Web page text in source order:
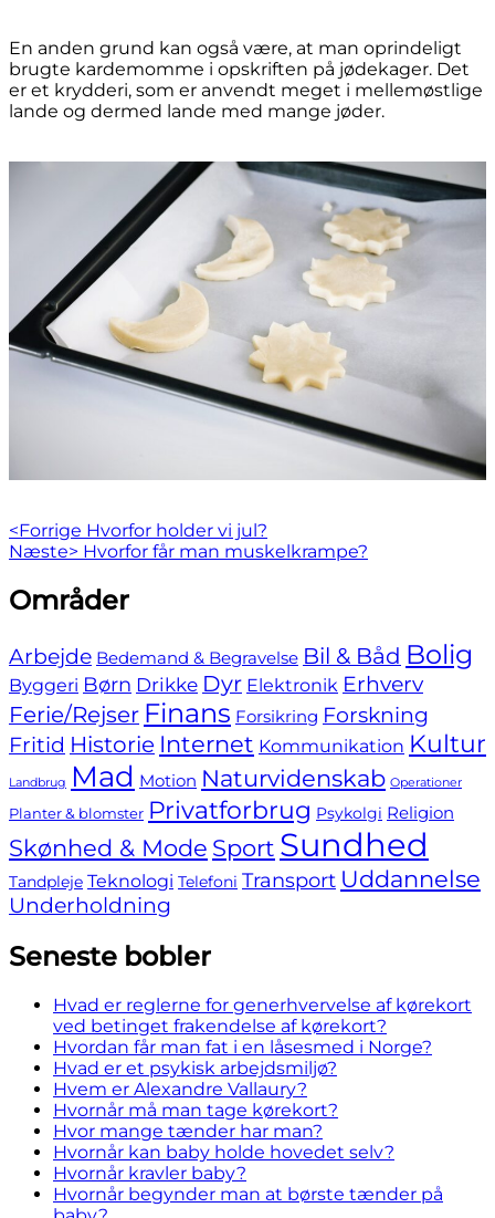
En anden grund kan også være, at man oprindeligt
brugte kardemomme i opskriften på jødekager. Det
er et krydderi, som er anvendt meget i mellemøstlige
lande og dermed lande med mange jøder.
Indlægsnavigation
<Forrige Previous
post:
Hvorfor holder vi jul?
Næste> Next
Hvorfor får man muskelkrampe?
Skip
to
Områder
Arbejde Bedemand & Begravelse Bil & Båd Bolig
Byggeri Børn Drikke Dyr Elektronik Erhverv
Ferie/Rejser Finans Forsikring Forskning
Fritid Historie Internet Kommunikation Kultur
Landbrug Mad Motion Naturvidenskab Operationer
Planter & blomster Privatforbrug Psykolgi Religion
Skønhed & Mode Sport Sundhed
Tandpleje Teknologi Telefoni Transport Uddannelse
Underholdning
Seneste bobler
Hvad er reglerne for generhvervelse af kørekort
ved betinget frakendelse af kørekort?
Hvordan får man fat i en låsesmed i Norge?
Hvad er et psykisk arbejdsmiljø?
Hvem er Alexandre Vallaury?
Hvornår må man tage kørekort?
Hvor mange tænder har man?
Hvornår kan baby holde hovedet selv?
Hvornår kravler baby?
Hvornår begynder man at børste tænder på